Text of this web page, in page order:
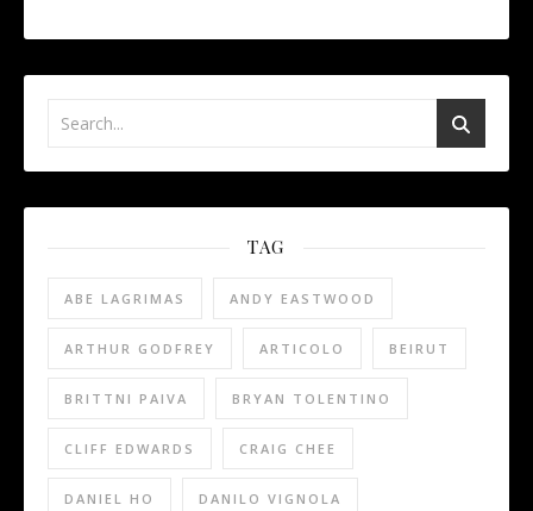
TAG
ABE LAGRIMAS ANDY EASTWOOD
ARTHUR GODFREY ARTICOLO BEIRUT
BRITTNI PAIVA BRYAN TOLENTINO
CLIFF EDWARDS CRAIG CHEE
DANIEL HO DANILO VIGNOLA